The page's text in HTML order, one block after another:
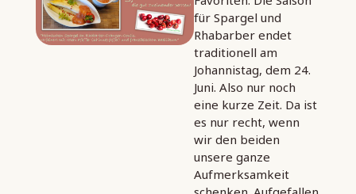
für Spargel und
Rhabarber endet
traditionell am
Johannistag, dem 24.
Juni. Also nur noch
eine kurze Zeit. Da ist
es nur recht, wenn
wir den beiden
unsere ganze
Aufmerksamkeit